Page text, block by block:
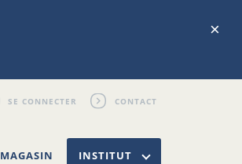
×
SE CONNECTER CONTACT
MAGASIN INSTITUT